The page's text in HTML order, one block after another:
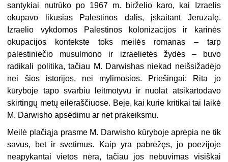
santykiai nutrūko po 1967 m. birželio karo, kai Izraelis
okupavo likusias Palestinos dalis, įskaitant Jeruzalę.
Izraelio vykdomos Palestinos kolonizacijos ir karinės
okupacijos kontekste toks meilės romanas – tarp
palestiniečio musulmono ir izraelietės žydės – buvo
radikali politika, tačiau M. Darwishas niekad neišsižadėjo
nei šios istorijos, nei mylimosios. Priešingai: Rita jo
kūryboje tapo svarbiu leitmotyvu ir nuolat atsikartodavo
skirtingų metų eilėraščiuose. Beje, kai kurie kritikai tai laikė
M. Darwisho apsėdimu ar net prakeiksmu.
Meilė plačiąja prasme M. Darwisho kūryboje aprėpia ne tik
savus, bet ir svetimus. Kaip yra pabrėžęs, jo poezijoje
neapykantai vietos nėra, tačiau jos nebuvimas visiškai